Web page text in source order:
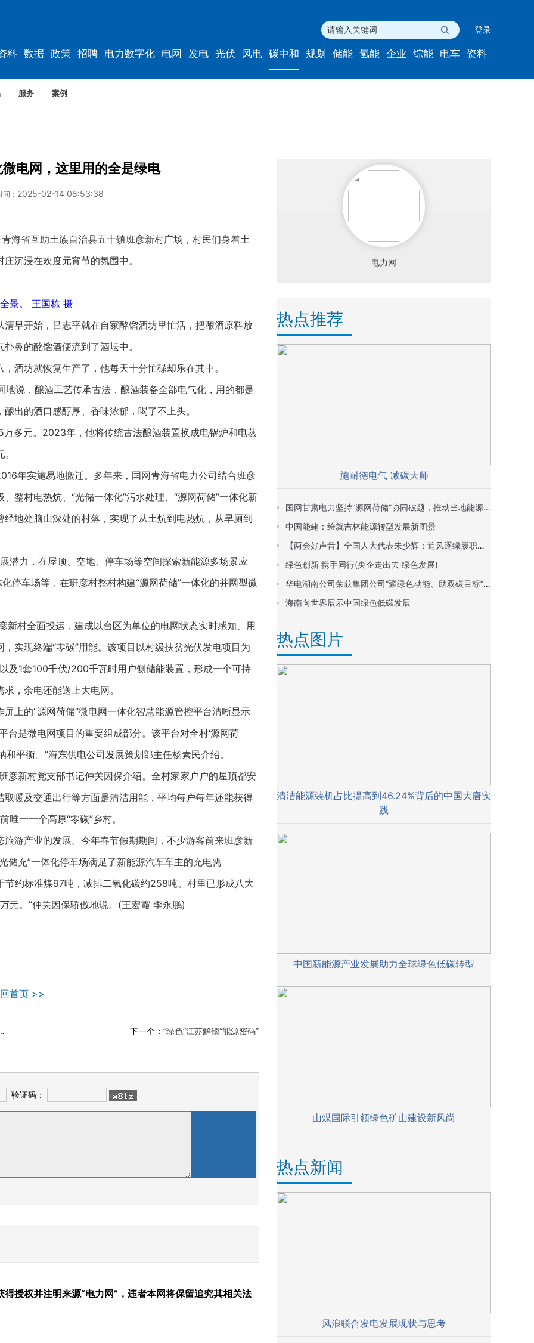
登录
料 数据 政策 招聘 电力数字化 电网 发电 光伏 风电 碳中和 规划 储能 氢能 企业 综能 电车 资料
服务 案例
电网，这里用的全是绿电
： 2025-02-14 08:53:38
省互助土族自治县五十镇班彦新村广场，村民们身着土
沉浸在欢度元宵节的氛围中。
景。 王国栋 摄
早开始，吕志平就在自家酩馏酒坊里忙活，把酿酒原料放
鼻的酩馏酒便流到了酒坛中。
坊就恢复生产了，他每天十分忙碌却乐在其中。
说，酿酒工艺传承古法，酿酒装备全部电气化，用的都是
出的酒口感醇厚、香味浓郁，喝了不上头。
元。2023年，他将传统古法酿酒装置换成电锅炉和电蒸
年实施易地搬迁。多年来，国网青海省电力公司结合班彦
整村电热炕、“光储一体化”污水处理、“源网荷储”一体化新
地处脑山深处的村落，实现了从土炕到电热炕，从旱厕到
力，在屋顶、空地、停车场等空间探索新能源多场景应
停车场等，在班彦村整村构建“源网荷储”一体化的并网型微
村全面投运，建成以台区为单位的电网状态实时感知、用
实现终端“零碳”用能。该项目以村级扶贫光伏发电项目为
及1套100千伏/200千瓦时用户侧储能装置，形成一个可持
，余电还能送上大电网。
的“源网荷储”微电网一体化智慧能源管控平台清晰显示
是微电网项目的重要组成部分。该平台对全村‘源网荷
平衡。”海东供电公司发展策划部主任杨素民介绍。
新村党支部书记仲关因保介绍。全村家家户户的屋顶都安
暖及交通出行等方面是清洁用能，平均每户每年还能获得
一一个高原“零碳”乡村。
游产业的发展。今年春节假期期间，不少游客前来班彦新
储充”一体化停车场满足了新能源汽车车主的充电需
约标准煤97吨，减排二氧化碳约258吨。村里已形成八大
元。”仲关因保骄傲地说。(王宏霞 李永鹏)
首页 >>
下一个： “绿色”江苏解锁“能源密码”
验证码：
授权并注明来源“电力网”，违者本网将保留追究其相关法
电力网
热点推荐
施耐德电气 减碳大师
国网甘肃电力坚持“源网荷储”协同破题，推动当地能源清洁低碳转型
中国能建：绘就吉林能源转型发展新图景
【两会好声音】全国人大代表朱少辉：追风逐绿履职担当
绿色创新 携手同行(央企走出去·绿色发展)
华电湖南公司荣获集团公司“聚绿色动能、助双碳目标”劳动竞赛多项荣誉
海南向世界展示中国绿色低碳发展
热点图片
清洁能源装机占比提高到46.24%背后的中国大唐实
践
中国新能源产业发展助力全球绿色低碳转型
山煤国际引领绿色矿山建设新风尚
热点新闻
风浪联合发电发展现状与思考